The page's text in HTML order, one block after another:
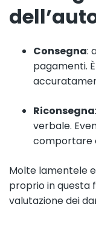
Consegna:
pagamenti.
Riconsegna
verbale.
comportare
Molte lamentele
proprio in questa
valutazione dei